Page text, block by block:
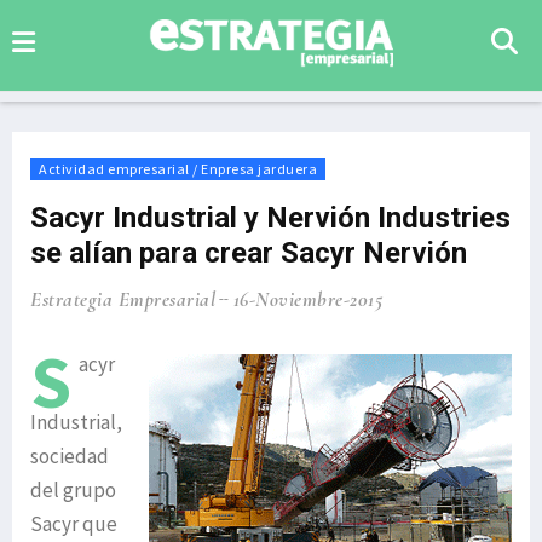
Actividad empresarial / Enpresa jarduera
Sacyr Industrial y Nervión Industries
se alían para crear Sacyr Nervión
Estrategia Empresarial 16-Noviembre-2015
S acyr
Industrial,
sociedad
del grupo
Sacyr que